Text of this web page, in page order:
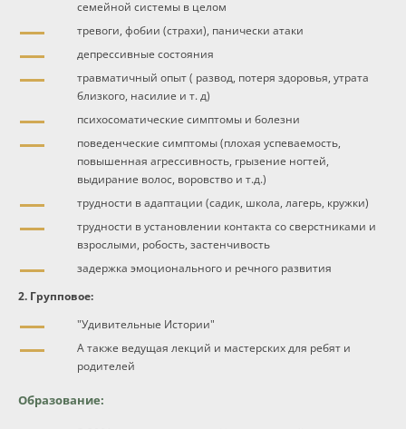
семейной системы в целом
тревоги, фобии (страхи), панически атаки
депрессивные состояния
травматичный опыт ( развод, потеря здоровья, утрата
близкого, насилие и т. д)
психосоматические симптомы и болезни
поведенческие симптомы (плохая успеваемость,
повышенная агрессивность, грызение ногтей,
выдирание волос, воровство и т.д.)
трудности в адаптации (садик, школа, лагерь, кружки)
трудности в установлении контакта со сверстниками и
взрослыми, робость, застенчивость
задержка эмоционального и речного развития
2. Групповое:
"Удивительные Истории"
А также ведущая лекций и мастерских для ребят и
родителей
Образование: